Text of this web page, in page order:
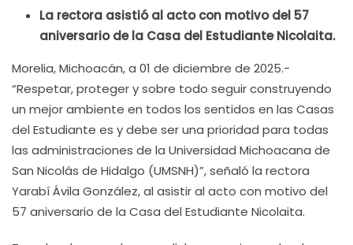
La rectora asistió al acto con motivo del 57
aniversario de la Casa del Estudiante Nicolaita.
Morelia, Michoacán, a 01 de diciembre de 2025.-
“Respetar, proteger y sobre todo seguir construyendo
un mejor ambiente en todos los sentidos en las Casas
del Estudiante es y debe ser una prioridad para todas
las administraciones de la Universidad Michoacana de
San Nicolás de Hidalgo (UMSNH)”, señaló la rectora
Yarabí Ávila González, al asistir al acto con motivo del
57 aniversario de la Casa del Estudiante Nicolaita.